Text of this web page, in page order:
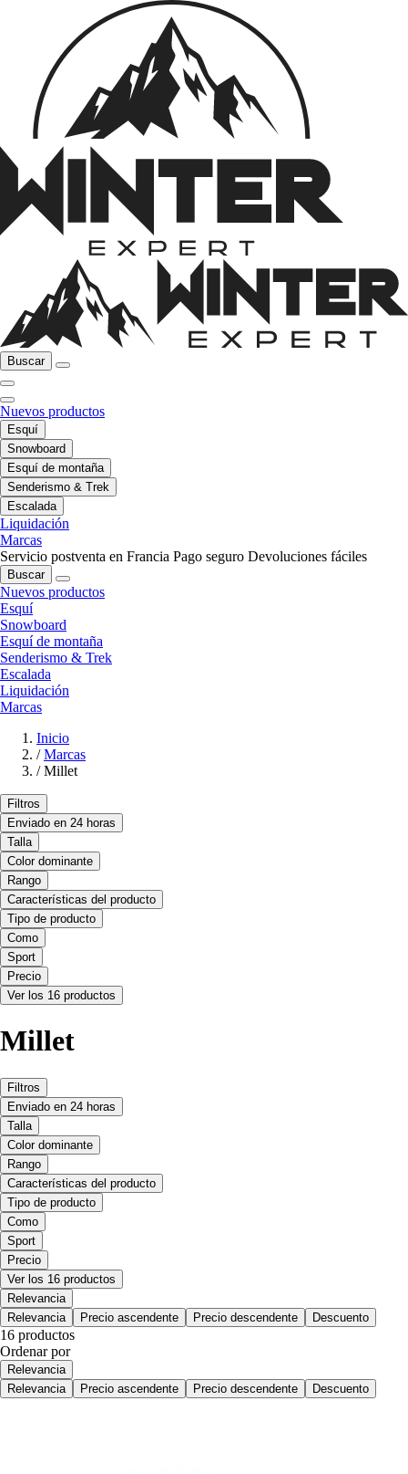
Buscar
Nuevos productos
Esquí
Snowboard
Esquí de montaña
Senderismo & Trek
Escalada
Liquidación
Marcas
Servicio postventa en Francia Pago seguro Devoluciones fáciles
Buscar
Nuevos productos
Esquí
Snowboard
Esquí de montaña
Senderismo & Trek
Escalada
Liquidación
Marcas
Inicio
/ Marcas
/ Millet
Filtros
Enviado en 24 horas
Talla
Color dominante
Rango
Características del producto
Tipo de producto
Como
Sport
Precio
Ver los 16 productos
Millet
Filtros
Enviado en 24 horas
Talla
Color dominante
Rango
Características del producto
Tipo de producto
Como
Sport
Precio
Ver los 16 productos
Relevancia
Relevancia
Precio ascendente Precio descendente Descuento
16 productos
Ordenar por
Relevancia
Relevancia
Precio ascendente Precio descendente Descuento